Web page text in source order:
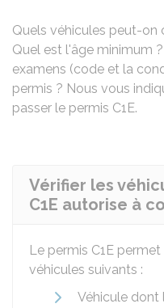
Quels véhicules peut-on
Quel est l'âge minimum
examens (code et la
permis ? Nous vous
passer le permis C1E.
Vérifier les
C1E autorise à
Le permis C1E
véhicules suivants :
Véhicule dont